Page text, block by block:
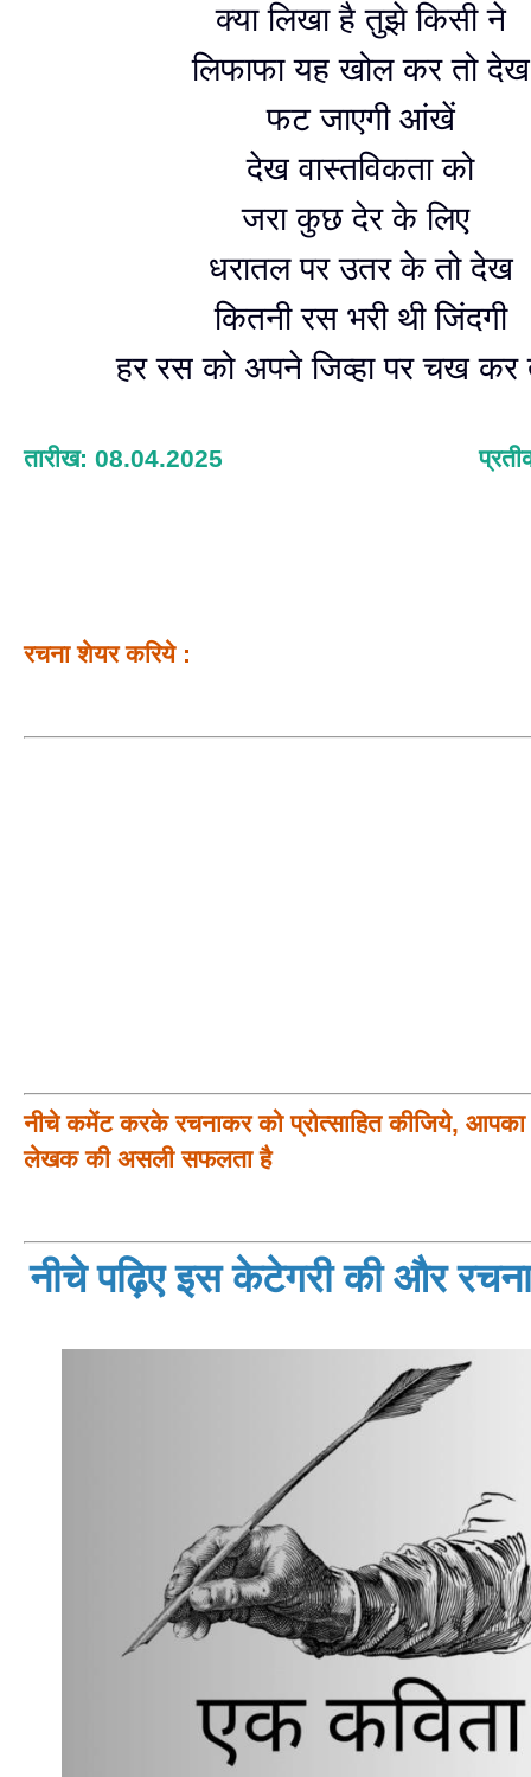
क्या लिखा है तुझे किसी ने
लिफाफा यह खोल कर तो देख
फट जाएगी आंखें
देख वास्तविकता को
जरा कुछ देर के लिए
धरातल पर उतर के तो देख
कितनी रस भरी थी जिंदगी
हर रस को अपने जिव्हा पर चख कर
तारीख: 08.04.2025
रचना शेयर करिये :
नीचे कमेंट करके रचनाकर को प्रोत्साहित कीजिये, आपका
लेखक की असली सफलता है
नीचे पढ़िए इस केटेगरी की और